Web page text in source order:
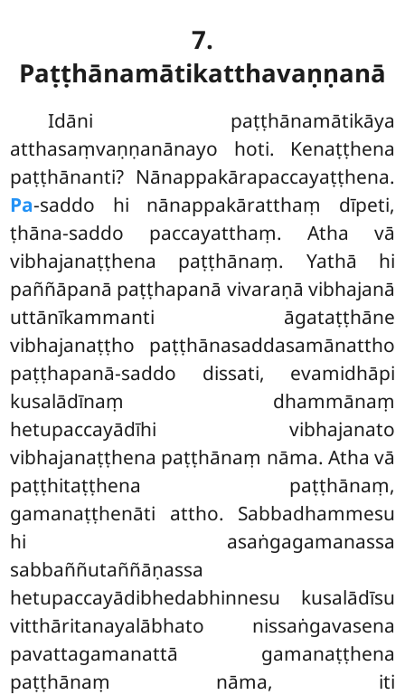
7.
Paṭṭhānamātikatthavaṇṇanā
Idāni paṭṭhānamātikāya
atthasaṃvaṇṇanānayo hoti. Kenaṭṭhena
paṭṭhānanti? Nānappakārapaccayaṭṭhena.
Pa-saddo hi nānappakāratthaṃ dīpeti,
ṭhāna-saddo paccayatthaṃ. Atha vā
vibhajanaṭṭhena paṭṭhānaṃ. Yathā hi
paññāpanā paṭṭhapanā vivaraṇā vibhajanā
uttānīkammanti āgataṭṭhāne
vibhajanaṭṭho paṭṭhānasaddasamānattho
paṭṭhapanā-saddo dissati, evamidhāpi
kusalādīnaṃ dhammānaṃ
hetupaccayādīhi vibhajanato
vibhajanaṭṭhena paṭṭhānaṃ nāma. Atha vā
paṭṭhitaṭṭhena paṭṭhānaṃ,
gamanaṭṭhenāti attho. Sabbadhammesu
hi asaṅgagamanassa
sabbaññutaññāṇassa
hetupaccayādibhedabhinnesu kusalādīsu
vitthāritanayalābhato nissaṅgavasena
pavattagamanattā gamanaṭṭhena
paṭṭhānaṃ nāma, iti